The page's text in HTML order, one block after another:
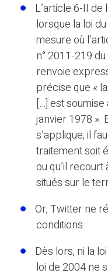
L’article 6-II de
lorsque la loi
mesure où
n° 2011-219
renvoie
précise que «
[…] est
janvier 1978 ».
s’applique, il
traitement soit
ou qu’il
situés sur le
Or, Twitter ne
conditions.
Dès lors, ni la
loi de 2004 ne